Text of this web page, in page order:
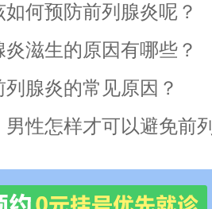
何预防前列腺炎呢？
滋生的原因有哪些？
腺炎的常见原因？
性怎样才可以避免前列